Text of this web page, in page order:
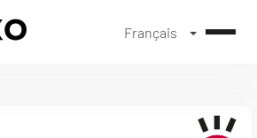
Français